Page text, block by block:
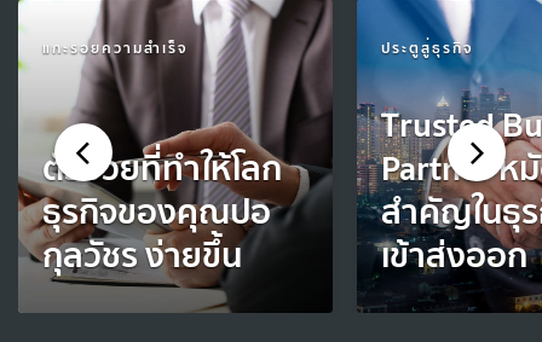
แกะรอยความสำเร็จ
ตัวช่วยที่ทำให้โลก
ธุรกิจของคุณปอ
กุลวัชร ง่ายขึ้น
ประตูสู่ธุรกิจ
Trusted
Partner ห
สำคัญในธุ
เข้าส่งออก